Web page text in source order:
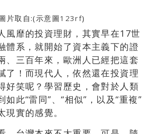
片取自:(示意圖123rf)
風靡的投資理財，其實早在17世
體系，就開始了資本主義下的證
三百年來，歐洲人已經把這套
了！而現代人，依然還在投資理
好笑呢？學習歷史，會對於人類
如此“雷同”、“相似”，以及“重複”
現實的感覺。